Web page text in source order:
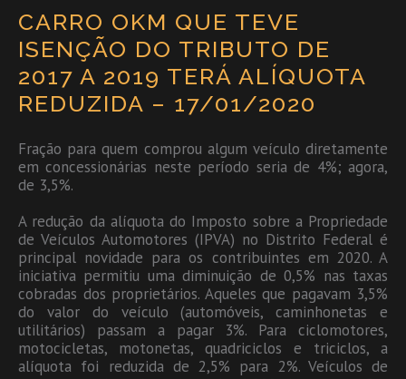
CARRO OKM QUE TEVE
ISENÇÃO DO TRIBUTO DE
2017 A 2019 TERÁ ALÍQUOTA
REDUZIDA – 17/01/2020
Fração para quem comprou algum veículo diretamente
em concessionárias neste período seria de 4%; agora,
de 3,5%.
A redução da alíquota do Imposto sobre a Propriedade
de Veículos Automotores (IPVA) no Distrito Federal é
principal novidade para os contribuintes em 2020. A
iniciativa permitiu uma diminuição de 0,5% nas taxas
cobradas dos proprietários. Aqueles que pagavam 3,5%
do valor do veículo (automóveis, caminhonetas e
utilitários) passam a pagar 3%. Para ciclomotores,
motocicletas, motonetas, quadriciclos e triciclos, a
alíquota foi reduzida de 2,5% para 2%. Veículos de